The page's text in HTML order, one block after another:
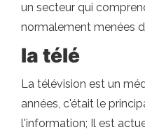
un secteur qui
normalement menées
la télé
La télévision est un
années, c'était le
l'information; Il est